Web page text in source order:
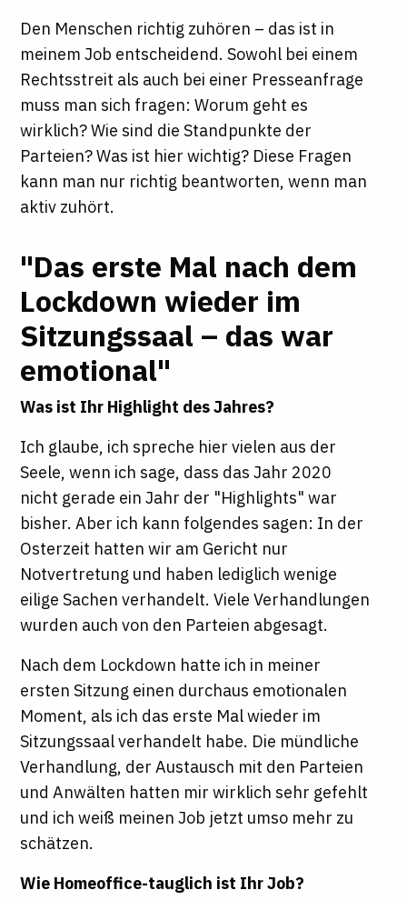
Den Menschen richtig zuhören – das ist in
meinem Job entscheidend. Sowohl bei einem
Rechtsstreit als auch bei einer Presseanfrage
muss man sich fragen: Worum geht es
wirklich? Wie sind die Standpunkte der
Parteien? Was ist hier wichtig? Diese Fragen
kann man nur richtig beantworten, wenn man
aktiv zuhört.
"Das erste Mal nach dem
Lockdown wieder im
Sitzungssaal – das war
emotional"
Was ist Ihr Highlight des Jahres?
Ich glaube, ich spreche hier vielen aus der
Seele, wenn ich sage, dass das Jahr 2020
nicht gerade ein Jahr der "Highlights" war
bisher. Aber ich kann folgendes sagen: In der
Osterzeit hatten wir am Gericht nur
Notvertretung und haben lediglich wenige
eilige Sachen verhandelt. Viele Verhandlungen
wurden auch von den Parteien abgesagt.
Nach dem Lockdown hatte ich in meiner
ersten Sitzung einen durchaus emotionalen
Moment, als ich das erste Mal wieder im
Sitzungssaal verhandelt habe. Die mündliche
Verhandlung, der Austausch mit den Parteien
und Anwälten hatten mir wirklich sehr gefehlt
und ich weiß meinen Job jetzt umso mehr zu
schätzen.
Wie Homeoffice-tauglich ist Ihr Job?